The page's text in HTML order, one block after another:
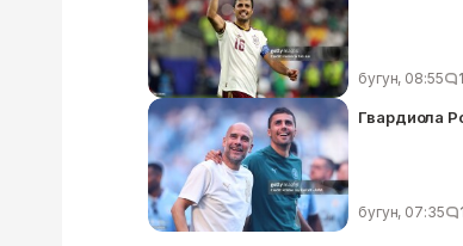
бугун, 08:55 1
Гвардиола
бугун, 07:35